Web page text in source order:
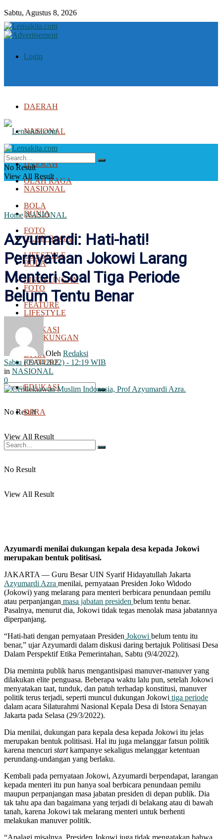
Sabtu, Agustus 8, 2026
Login
DAERAH
NASIONAL
DUNIA
OLAH RAGA
BOLA
FOTO
LIFESTYLE
LINGKUNGAN
FEATURE
EDUKASI
DPRA
No Result
View All Result
DAERAH
NASIONAL
DUNIA
OLAH RAGA
BOLA
FOTO
LIFESTYLE
LINGKUNGAN
FEATURE
EDUKASI
DPRA
No Result
View All Result
No Result
View All Result
Home NASIONAL
Azyumardi: Hati-hati!
Pernyataan Jokowi Larang
Menteri Soal Tiga Periode
Belum Tentu Benar
Oleh Redaksi
Sabtu (09/04/2022) - 12:19 WIB
in NASIONAL
0
Azyumardi menilai dukungan kepala desa kepada Jokowi
merupakan bentuk politisasi.
JAKARTA — Guru Besar UIN Syarif Hidayatullah Jakarta
Azyumardi Azra menilai, pernyataan Presiden Joko Widodo
(Jokowi) yang melarang para menteri berbicara penundaan pemilu
atau perpanjangan masa jabatan presiden belum tentu benar.
Pasalnya, menurut dia, Jokowi tidak tegas menolak masa jabatannya
diperpanjang.
“Hati-hati dengan pernyataan Presiden Jokowi belum tentu itu
benar,” ujar Azyumardi dalam diskusi daring bertajuk Politisasi Desa
Dalam Perspektif Etika Pemerintahan, Sabtu (9/4/2022).
Dia meminta publik harus mengantisipasi manuver-manuver yang
dilakukan elite penguasa. Beberapa waktu lalu pun, setelah Jokowi
menyatakan taat, tunduk, dan patuh terhadap konstitusi, manuver
politik terus terjadi, seperti muncul dukungan Jokowi tiga periode
dalam acara Silaturahmi Nasional Kepala Desa di Istora Senayan
Jakarta pada Selasa (29/3/2022).
Dia menilai, dukungan para kepala desa kepada Jokowi itu jelas
merupakan bentuk politisasi. Hal itu juga melanggar fatsun politik
karena mencuri startkampanye sekaligus melanggar ketentuan
perundang-undangan yang berlaku.
Kembali pada pernyataan Jokowi, Azyumardi berpendapat, larangan
kepada menteri itu pun hanya soal berbicara penundaan pemilu
maupun perpanjangan masa jabatan presiden di depan publik. Dia
tak tahu apa dan bagaimana yang terjadi di belakang atau di bawah
tanah, karena Jokowi tak melarang menteri untuk berhenti
melakukan manuver politik.
“Apalagi misalnya, Presiden Jokowi juga tidak mengatakan bahwa